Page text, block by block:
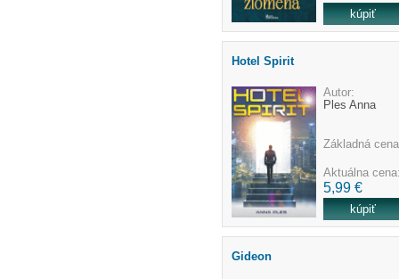
Hotel Spirit
Autor:
Ples Anna
Základná
Aktuálna
5,99 €
Gideon